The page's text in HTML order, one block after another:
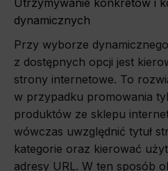
Utrzymywanie konkretów i
dynamicznych
Przy wyborze
z dostępnych opcji jest
strony internetowe. To
w przypadku promowania
produktów ze sklepu
wówczas uwzględnić tytuł
kategorie oraz kierować
adresy URL. W ten sposób